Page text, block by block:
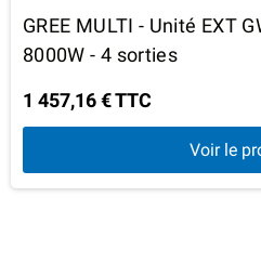
GREE MULTI - Unité EXT
8000W - 4 sorties
1 457,16 € TTC
Voir le